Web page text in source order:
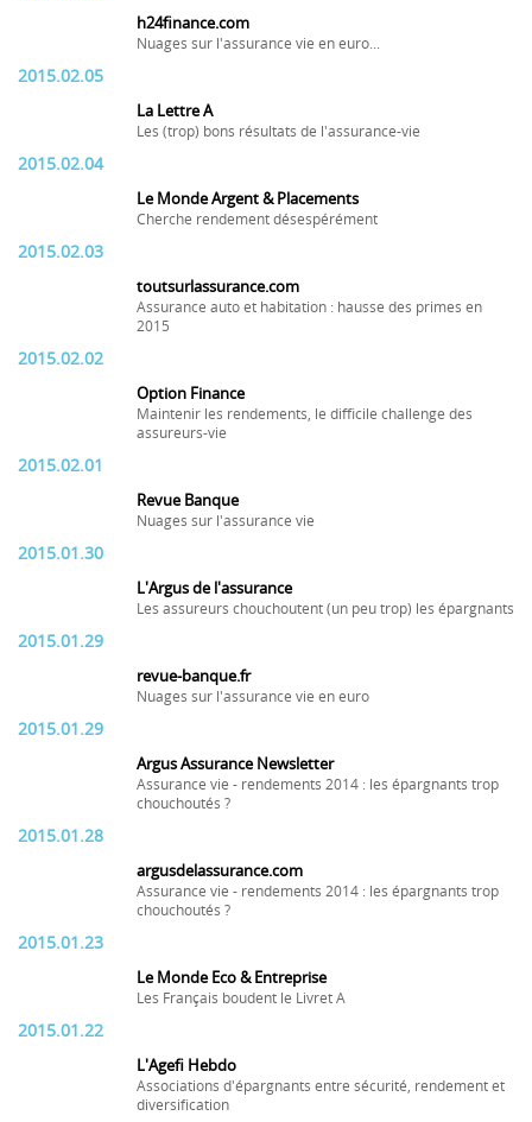
h24finance.com
Nuages sur l'assurance vie en euro...
2015.02.05
La Lettre A
Les (trop) bons résultats de l'assurance-vie
2015.02.04
Le Monde Argent & Placements
Cherche rendement désespérément
2015.02.03
toutsurlassurance.com
Assurance auto et habitation : hausse des primes en
2015
2015.02.02
Option Finance
Maintenir les rendements, le difficile challenge des
assureurs-vie
2015.02.01
Revue Banque
Nuages sur l'assurance vie
2015.01.30
L'Argus de l'assurance
Les assureurs chouchoutent (un peu trop) les épargnants
2015.01.29
revue-banque.fr
Nuages sur l'assurance vie en euro
2015.01.29
Argus Assurance Newsletter
Assurance vie - rendements 2014 : les épargnants trop
chouchoutés ?
2015.01.28
argusdelassurance.com
Assurance vie - rendements 2014 : les épargnants trop
chouchoutés ?
2015.01.23
Le Monde Eco & Entreprise
Les Français boudent le Livret A
2015.01.22
L'Agefi Hebdo
Associations d'épargnants entre sécurité, rendement et
diversification